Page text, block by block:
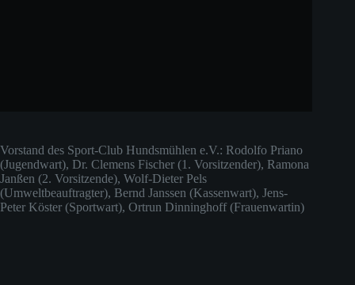
Vorstand des Sport-Club Hundsmühlen e.V.: Rodolfo Priano
(Jugendwart), Dr. Clemens Fischer (1. Vorsitzender), Ramona
Janßen (2. Vorsitzende), Wolf-Dieter Pels
(Umweltbeauftragter), Bernd Janssen (Kassenwart), Jens-
Peter Köster (Sportwart), Ortrun Dinninghoff (Frauenwartin)